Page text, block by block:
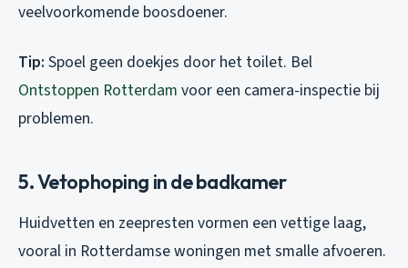
veelvoorkomende boosdoener.
Tip: Spoel geen doekjes door het toilet. Bel
Ontstoppen Rotterdam voor een camera-inspectie bij
problemen.
5. Vetophoping in de badkamer
Huidvetten en zeepresten vormen een vettige laag,
vooral in Rotterdamse woningen met smalle afvoeren.